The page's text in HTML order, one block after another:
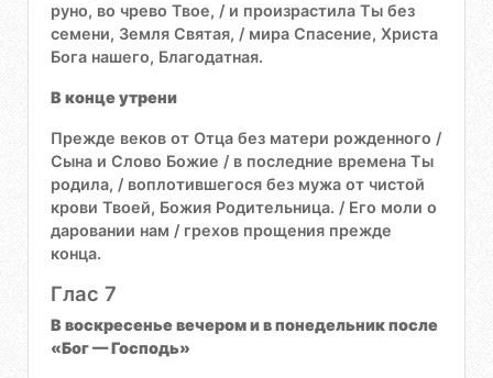
руно, во чрево Твое, / и произрастила Ты без
семени, Земля Святая, / мира Спасение, Христа
Бога нашего, Благодатная.
В конце утрени
Прежде веков от Отца без матери рожденного /
Сына и Слово Божие / в последние времена Ты
родила, / воплотившегося без мужа от чистой
крови Твоей, Божия Родительница. / Его моли о
даровании нам / грехов прощения прежде
конца.
Глас 7
В воскресенье вечером и в понедельник после
«Бог — Господь»